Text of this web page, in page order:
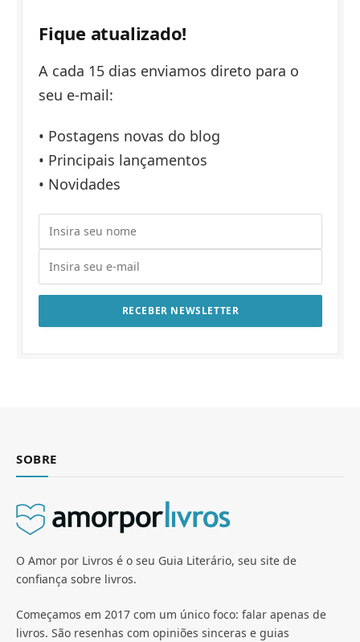
Fique atualizado!
A cada 15 dias enviamos direto para o
seu e-mail:
• Postagens novas do blog
• Principais lançamentos
• Novidades
SOBRE
O Amor por Livros é o seu Guia Literário, seu site de
confiança sobre livros.
Começamos em 2017 com um único foco: falar apenas de
livros. São resenhas com opiniões sinceras e guias